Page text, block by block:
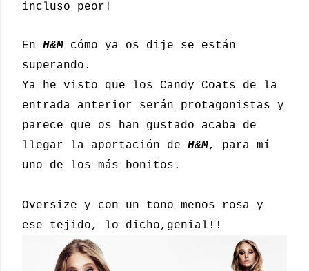
incluso peor!
En H&M cómo ya os dije se están
superando.
Ya he visto que los Candy Coats de la
entrada anterior serán protagonistas y
parece que os han gustado acaba de
llegar la aportación de H&M, para mí
uno de los más bonitos.
Oversize y con un tono menos rosa y
ese tejido, lo dicho,genial!!